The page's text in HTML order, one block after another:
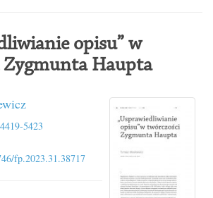
opisu” w
Zygmunta Haupta
5423
fp.2023.31.38717